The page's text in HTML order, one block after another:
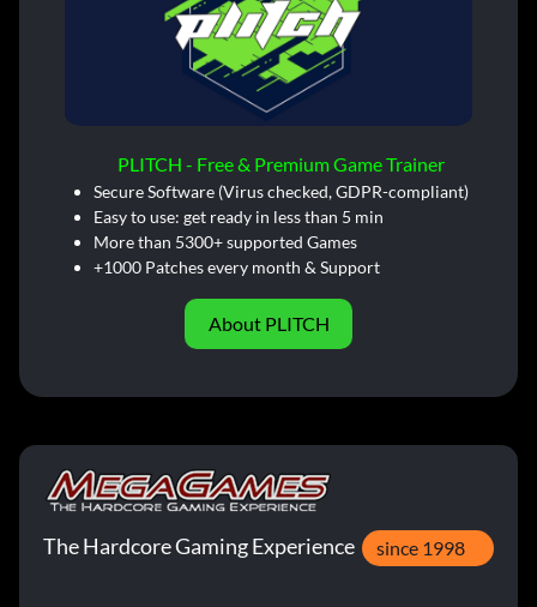
PLITCH - Free & Premium Game Trainer
Secure Software (Virus checked, GDPR-compliant)
Easy to use: get ready in less than 5 min
More than 5300+ supported Games
+1000 Patches every month & Support
About PLITCH
The Hardcore Gaming Experience since 1998